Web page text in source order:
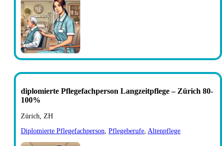
diplomierte Pflegefachperson Langzeitpflege – Zürich 80-
100%
Zürich, ZH
Diplomierte Pflegefachperson, Pflegeberufe, Altenpflege